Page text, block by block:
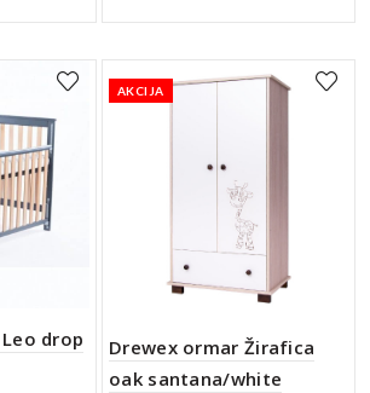
drop
AKCIJA
Drewex ormar Žirafica
oak santana/white